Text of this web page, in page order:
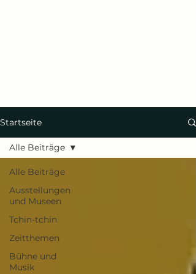
Startseite
Alle Beiträge
Ausstellungen
und Museen
Tchin-tchin
Zeitthemen
Bühne und
Musik
Alle Beiträge